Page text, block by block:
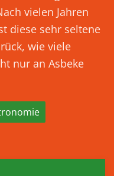
vielen Jahren
diese sehr seltene
wie viele
nur an Asbeke